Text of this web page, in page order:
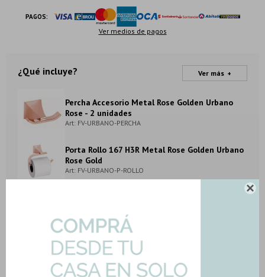

PAGOS:
Ver medios de pagos
¿Qué incluye?
Percha Accesorio Metal Rose Golden Urbano
Rose - 2 unidades
Art: FV-URBANO-PERCHA
Porta Rollo 167 H3R Metal Rose Golden Urbano
Rose Gold
Art: FV-URBANO-P-ROLLO
Art: FV-URBANO-P-CEPILLO
Ver más
METODOS Y COSTOS DE ENVIO